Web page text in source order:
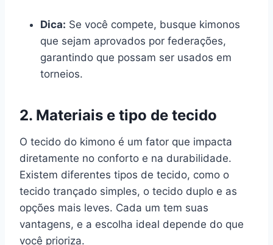
Dica: Se você compete, busque kimonos
que sejam aprovados por federações,
garantindo que possam ser usados em
torneios.
2. Materiais e tipo de tecido
O tecido do kimono é um fator que impacta
diretamente no conforto e na durabilidade.
Existem diferentes tipos de tecido, como o
tecido trançado simples, o tecido duplo e as
opções mais leves. Cada um tem suas
vantagens, e a escolha ideal depende do que
você prioriza.